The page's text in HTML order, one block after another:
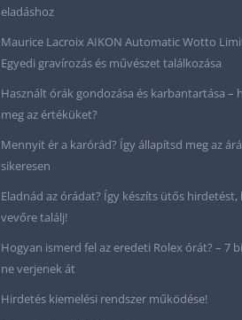
eladáshoz
Maurice Lacroix AIKON Automatic Wotto
Egyedi gravírozás és művészet találkozása
Használt órák gondozása és karbantartása –
meg az értéküket?
Mennyit ér a karórád? Így állapítsd meg az
sikeresen
Eladnád az órádat? Így készíts ütős hirdetést,
vevőre találj!
Hogyan ismerd fel az eredeti Rolex órát? – 7
ne verjenek át
Hirdetés kiemelési rendszer működése!